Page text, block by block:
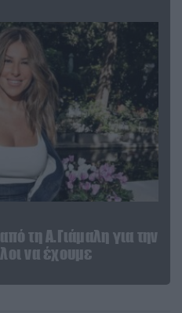
τη Α.Γιάμαλη για την
να έχουμε